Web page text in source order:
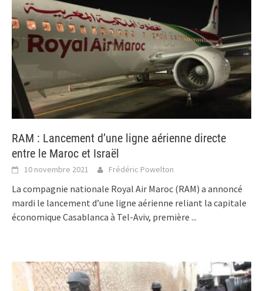
RAM : Lancement d’une ligne aérienne directe
entre le Maroc et Israël
10 novembre 2021 Frédéric Powelton
La compagnie nationale Royal Air Maroc (RAM) a annoncé
mardi le lancement d’une ligne aérienne reliant la capitale
économique Casablanca à Tel-Aviv, première ...